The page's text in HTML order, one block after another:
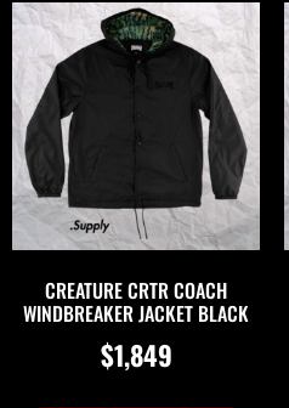
CREATURE CRTR COACH
WINDBREAKER JACKET BLACK
$1,849